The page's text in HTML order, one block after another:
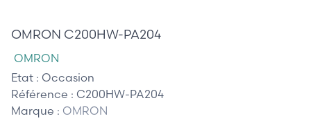
OMRON C200HW-PA204
OMRON
Etat : Occasion
Référence : C200HW-PA204
Marque : OMRON